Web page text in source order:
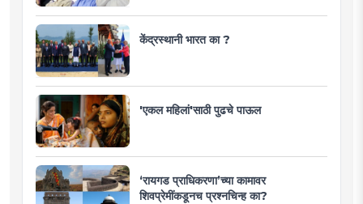
केंद्रस्थानी भारत का ?
'एकल महिलां'साठी पुढचे पाऊल
‘रायगड प्राधिकरणा’च्या कामावर
शिवप्रेमींकडूनच प्रश्नचिन्ह का?